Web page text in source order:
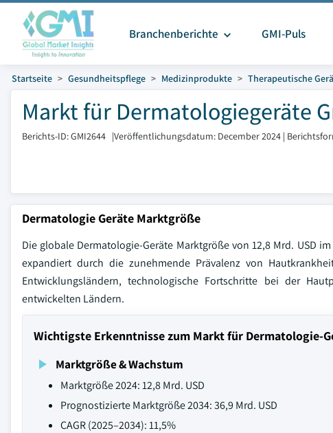
Branchenberichte GMI-Puls
Startseite Gesundheitspflege Medizinprodukte Therapeutische
Markt für Dermatologiegeräte
Berichts-ID: GMI2644 |Veröffentlichungsdatum: December 2024 |
Dermatologie Geräte Marktgröße
Die globale Dermatologie-Geräte Marktgröße von 12,8 Mrd. USD
expandiert durch die zunehmende Prävalenz von
Entwicklungsländern, technologische Fortschritte bei der
entwickelten Ländern.
Wichtigste Erkenntnisse zum Markt für Dermatologie-
Marktgröße & Wachstum
Marktgröße 2024: 12,8 Mrd. USD
Prognostizierte Marktgröße 2034: 36,9 Mrd. USD
CAGR (2025–2034): 11,5%